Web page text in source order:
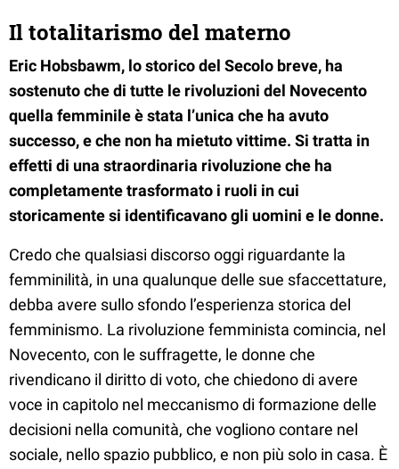
Il totalitarismo del materno
Eric Hobsbawm, lo storico del Secolo breve, ha
sostenuto che di tutte le rivoluzioni del Novecento
quella femminile è stata l’unica che ha avuto
successo, e che non ha mietuto vittime. Si tratta in
effetti di una straordinaria rivoluzione che ha
completamente trasformato i ruoli in cui
storicamente si identificavano gli uomini e le donne.
Credo che qualsiasi discorso oggi riguardante la
femminilità, in una qualunque delle sue sfaccettature,
debba avere sullo sfondo l’esperienza storica del
femminismo. La rivoluzione femminista comincia, nel
Novecento, con le suffragette, le donne che
rivendicano il diritto di voto, che chiedono di avere
voce in capitolo nel meccanismo di formazione delle
decisioni nella comunità, che vogliono contare nel
sociale, nello spazio pubblico, e non più solo in casa. È